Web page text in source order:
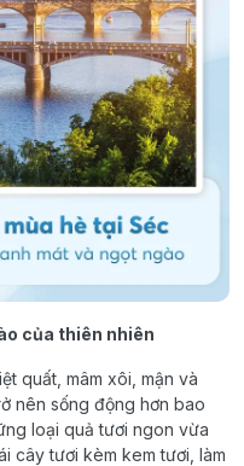
của thiên nhiên
quất, mâm xôi, mận và
nên sống động hơn bao
loại quả tươi ngon vừa
cây tươi kèm kem tươi, làm